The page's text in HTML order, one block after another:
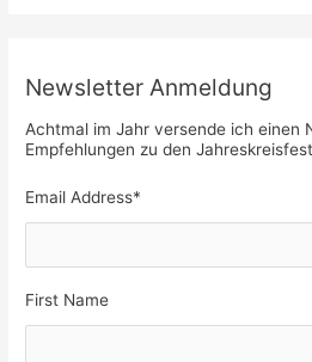
Newsletter Anmeldung
Achtmal im Jahr versende ich einen
Empfehlungen zu den
Email Address*
First Name